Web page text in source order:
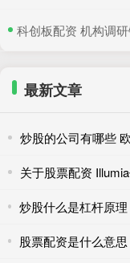
科创板配资 机构调研锚
最新文章
炒股的公司有哪些
关于股票配资